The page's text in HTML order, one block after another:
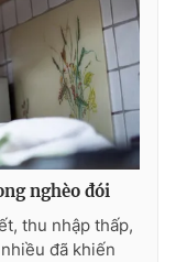
có sự chấp
khi phát hành lại
nghèo đói
thu nhập thấp,
đã khiến